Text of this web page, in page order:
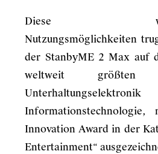
Diese
Nutzungsmöglichkeiten
der StanbyME 2 Max auf
weltweit
Innovation Award in der
Entertainment“